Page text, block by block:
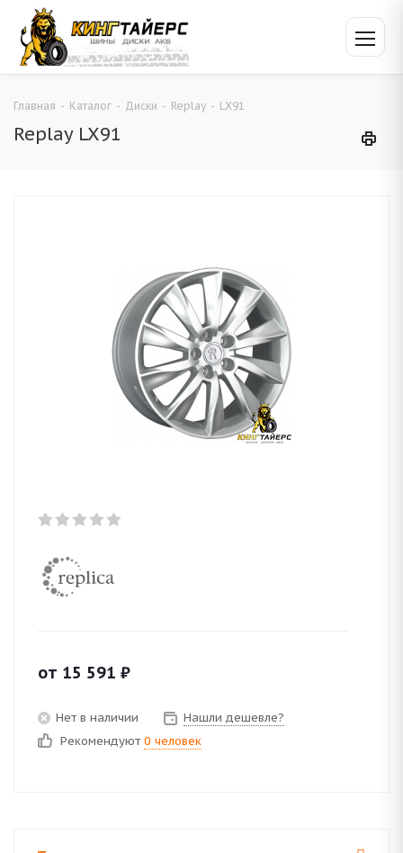
Главная - Каталог - Диски - Replay - LX91
Replay LX91
от 15 591 ₽
Нет в наличии
Нашли дешевле?
Рекомендуют 0 человек